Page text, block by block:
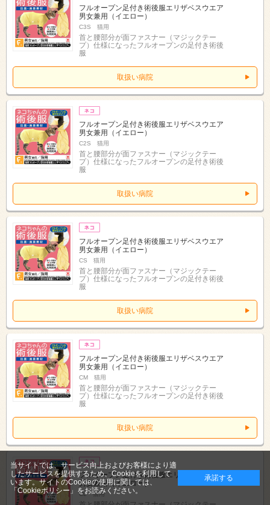
フルオープン足付き術後服エリザベスウエア
男女兼用（イエロー）
C3S 猫用
首と腰部分が面ファスナー（マジックテー
プ）仕様になったフルオープンの足付き術後
服
取扱い病院
フルオープン足付き術後服エリザベスウエア
男女兼用（イエロー）
C2S 猫用
首と腰部分が面ファスナー（マジックテー
プ）仕様になったフルオープンの足付き術後
服
取扱い病院
フルオープン足付き術後服エリザベスウエア
男女兼用（イエロー）
CS 猫用
首と腰部分が面ファスナー（マジックテー
プ）仕様になったフルオープンの足付き術後
服
取扱い病院
フルオープン足付き術後服エリザベスウエア
男女兼用（イエロー）
CM 猫用
首と腰部分が面ファスナー（マジックテー
プ）仕様になったフルオープンの足付き術後
服
取扱い病院
フルオープン足付き術後服エリザベスウエア
男女兼用（イエロー）
CL 猫用
当サイトでは、サービス向上およびお客様により適
したサービスを提供するため、Cookieを利用して
います。サイトのCookieの使用に関しては、
「Cookieポリシー」 をお読みください。
承諾する